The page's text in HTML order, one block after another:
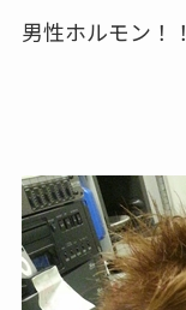
男性ホルモン！！